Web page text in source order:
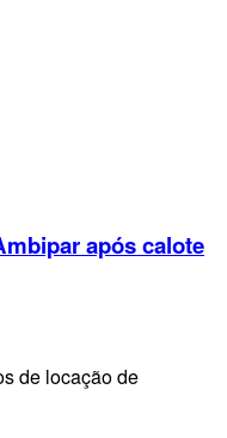
após calote
de locação de